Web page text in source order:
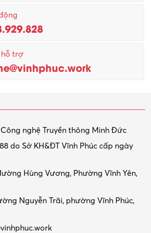
đốc
– QC
– Xe máy
hỗ trợ
nghệ Truyền thông Minh Đức
do Sở KH&ĐT Vĩnh Phúc cấp ngày
Hùng Vương, Phường Vĩnh Yên,
Nguyễn Trãi, phường Vĩnh Phúc,